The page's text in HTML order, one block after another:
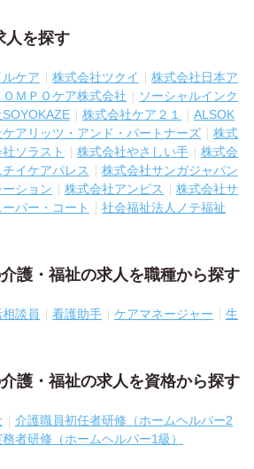
人を探す
ケア 株式会社ツクイ
株式会社日本ア
ＯＭＰＯケア株式会社
ソーシャルインク
株式会社ケア２１
ALSOK
アリッツ・アンド・パートナーズ
株式
ソラスト 株式会社やさしい手
株式会
イケアパレス
株式会社サンガジャパン
ション
株式会社アンビス
株式会社サ
パー・コート
社会福祉法人ノテ福祉
護・福祉の求人を職種から探す
談員 看護助手 ケアマネージャー
生
護・福祉の求人を資格から探す
介護職員初任者研修（ホームヘルパー2
者研修（ホームヘルパー1級）